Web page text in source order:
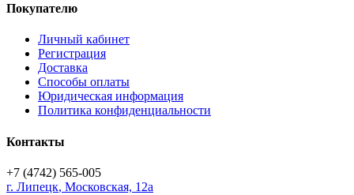
Покупателю
Личный кабинет
Регистрация
Доставка
Способы оплаты
Юридическая информация
Политика конфиденциальности
Контакты
+7 (4742) 565-005
г. Липецк, Московская, 12а